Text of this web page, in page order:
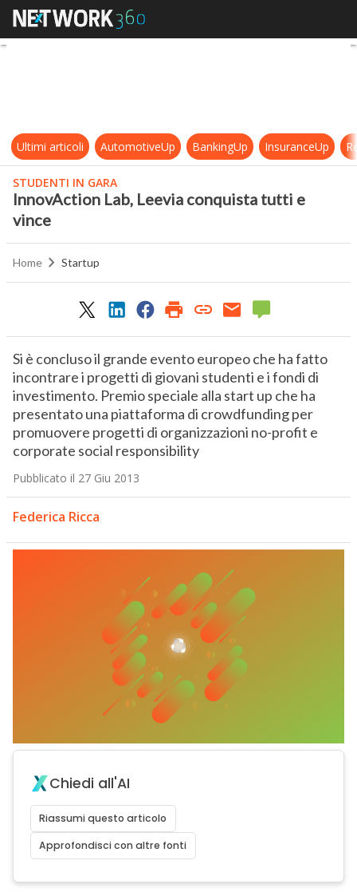
InnovAction Lab, Leevia
Ultimi articoli AutomotiveUp BankingUp InsuranceUp
STUDENTI IN GARA
InnovAction Lab, Leevia conquista tutti e
vince
Home Startup
Si è concluso il grande evento europeo che ha fatto
incontrare i progetti di giovani studenti e i fondi di
investimento. Premio speciale alla start up che ha
presentato una piattaforma di crowdfunding per
promuovere progetti di organizzazioni no-profit e
corporate social responsibility
Pubblicato il 27 Giu 2013
Federica Ricca
Chiedi all'AI
Riassumi questo articolo
Approfondisci con altre fonti